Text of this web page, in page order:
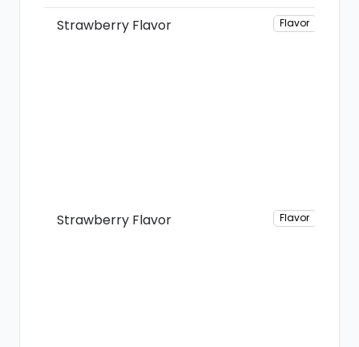
Name
Category
Strawberry Flavor Flavor
Strawberry Flavor Flavor